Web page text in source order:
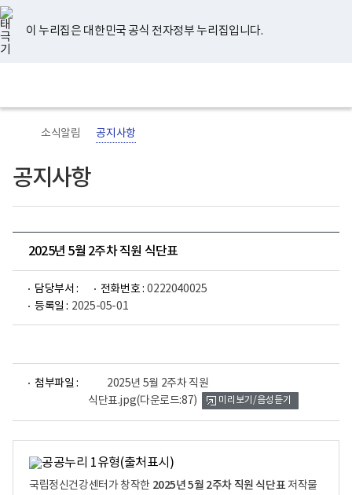
너
비
767px
이
하
이 누리집은 대한민국 공식 전자정부 누리집입니다.
지
검
메
홈
소식알림 공지사항
공지사항
2025년 5월 2주차 직원 식단표
담당부서 : 전화번호 : 0222040025
등록일 : 2025-05-01
첨부파일 :
2025년 5월 2주차 직원
식단표.jpg(다운로드:87)
어
미리보기/음성듣기
국립정신건강센터가 창작한 2025년 5월 2주차 직원 식단표저작물
유
튜
브
페
이
스
북
인
스
타
그
램
블
로
그